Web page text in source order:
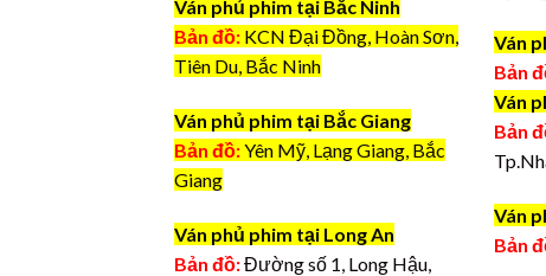
Ván phủ phim tại Bắc Ninh
Bản đồ: KCN Đại Đồng, Hoàn Sơn,
Tiên Du, Bắc Ninh
Ván phủ phim tại Bắc Giang
Bản đồ:Yên Mỹ, Lạng Giang, Bắc
Giang
Ván phủ phim tại Long An
Bản đồ:Đường số 1, Long Hậu,
Ván
Bản
Ván
Bản
Ván
Bản